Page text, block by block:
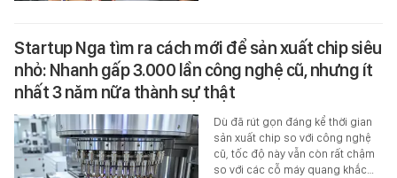
Startup Nga tìm ra cách mới để sản xuất chip siêu
nhỏ: Nhanh gấp 3.000 lần công nghệ cũ, nhưng ít
nhất 3 năm nữa thành sự thật
Dù đã rút gọn đáng kể thời gian
sản xuất chip so với công nghệ
cũ, tốc độ này vẫn còn rất chậm
so với các cỗ máy quang khắc…